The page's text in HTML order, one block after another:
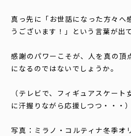
真っ先に「お世話になった方々へ
うございます！」という言葉が出
感謝のパワーこそが、人を真の頂
になるのではないでしょうか。
（テレビで、フィギュアスケー
に汗握りながら応援しつつ・・・）
写真：ミラノ・コルティナ冬季オ